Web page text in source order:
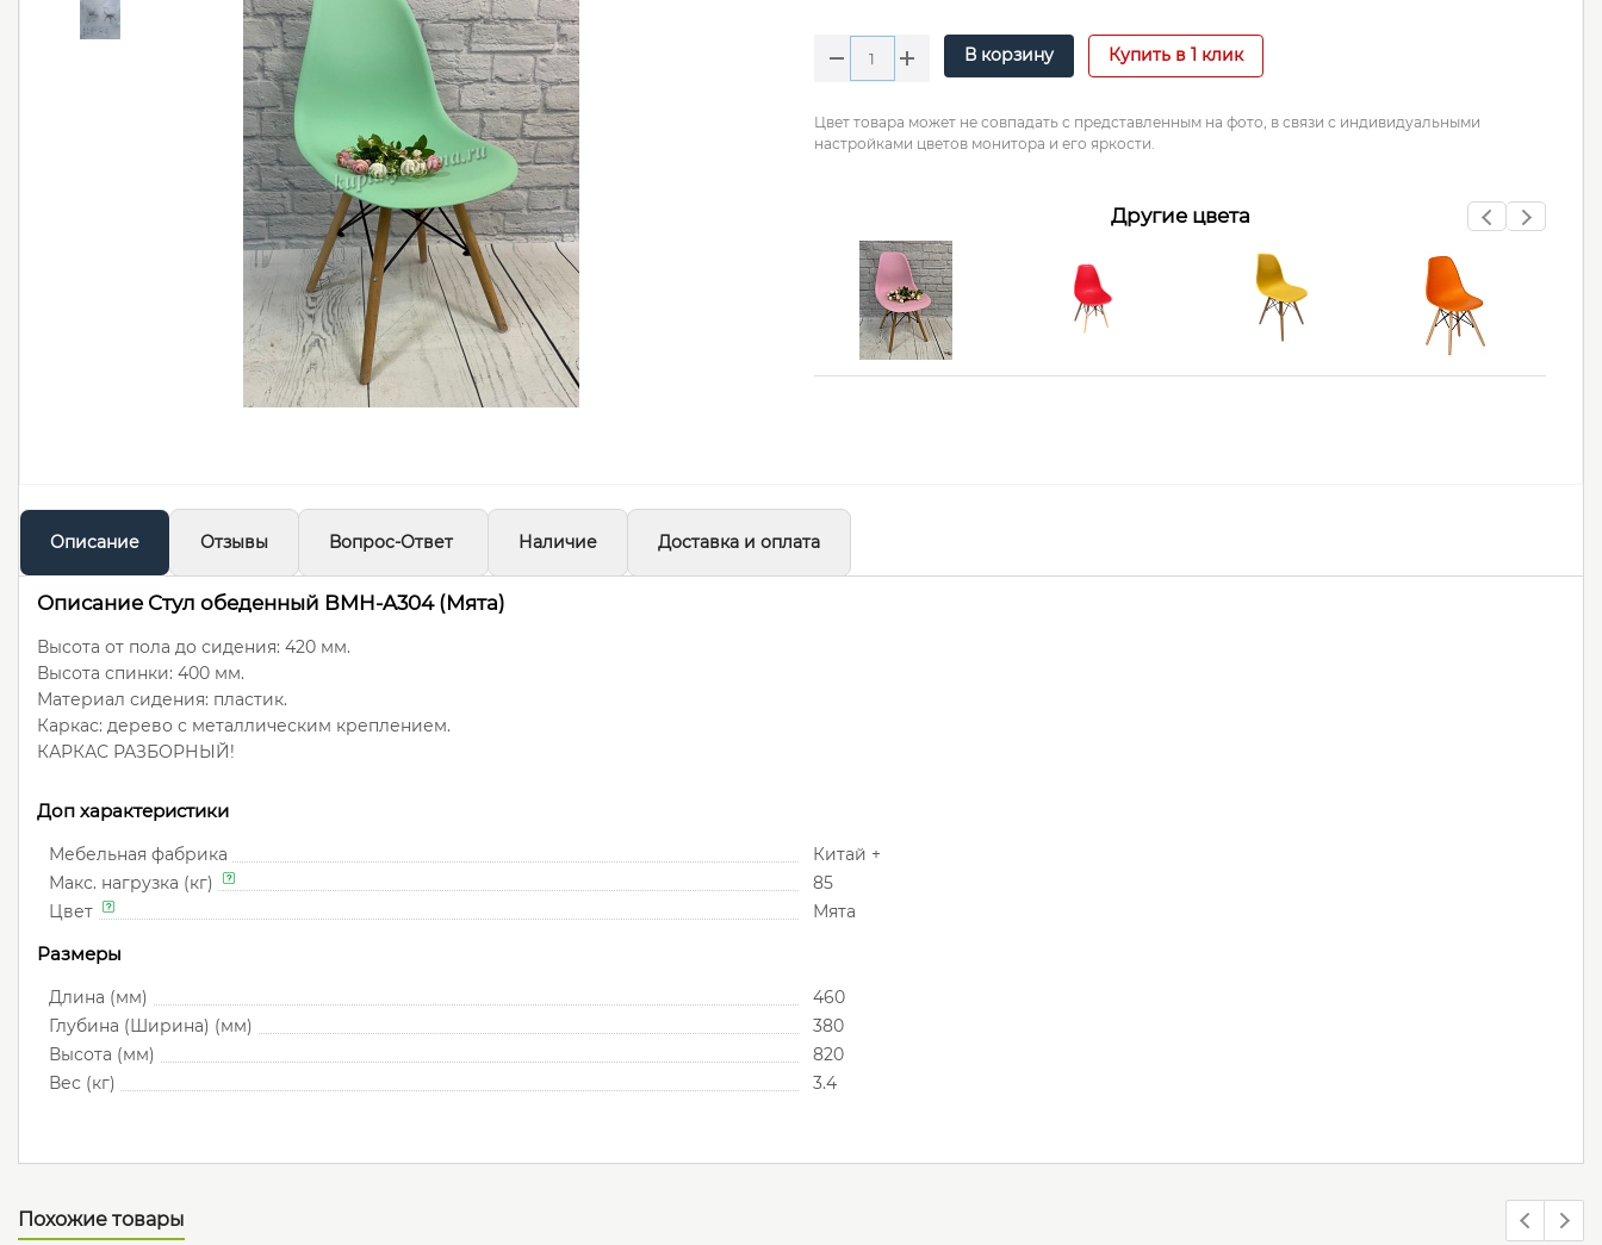
В корзину Купить в 1 клик
Цвет товара может не совпадать с представленным на фото, в связи с индивидуальными
настройками цветов монитора и его яркости.
Другие цвета
Описание Отзывы Вопрос-Ответ Наличие Доставка и оплата
Описание Стул обеденный BMH-A304 (Мята)
Высота от пола до сидения: 420 мм.
Высота спинки: 400 мм.
Материал сидения: пластик.
Каркас: дерево с металлическим креплением.
КАРКАС РАЗБОРНЫЙ!
Доп характеристики
Мебельная фабрика
Китай +
Макс. нагрузка (кг)
85
Цвет
Мята
Размеры
Длина (мм)
460
Глубина (Ширина) (мм)
380
Высота (мм)
820
Вес (кг)
3.4
Похожие товары